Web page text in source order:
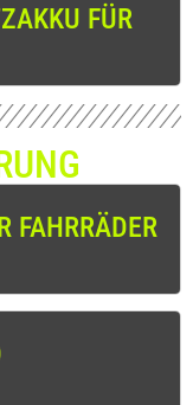
FÜR
FAHRRÄDER